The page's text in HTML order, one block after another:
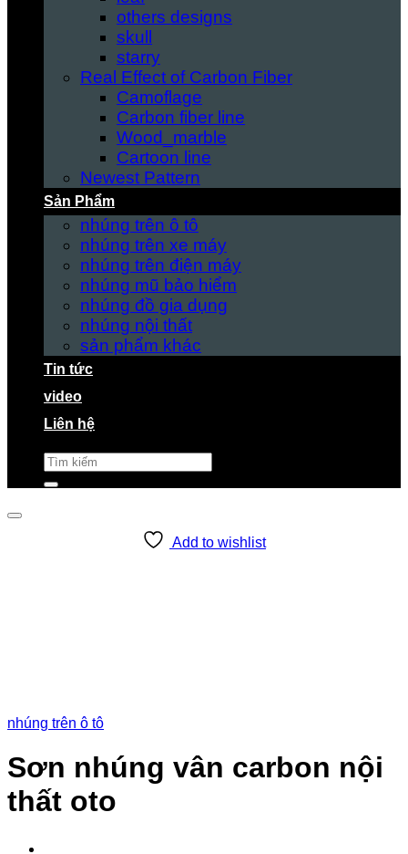
others designs
skull
starry
Real Effect of Carbon Fiber
Camoflage
Carbon fiber line
Wood_marble
Cartoon line
Newest Pattern
Sản Phẩm
nhúng trên ô tô
nhúng trên xe máy
nhúng trên điện máy
nhúng mũ bảo hiểm
nhúng đồ gia dụng
nhúng nội thất
sản phẩm khác
Tin tức
video
Liên hệ
Tìm
kiếm:
Add to wishlist
nhúng trên ô tô
Sơn nhúng vân carbon nội
thất oto